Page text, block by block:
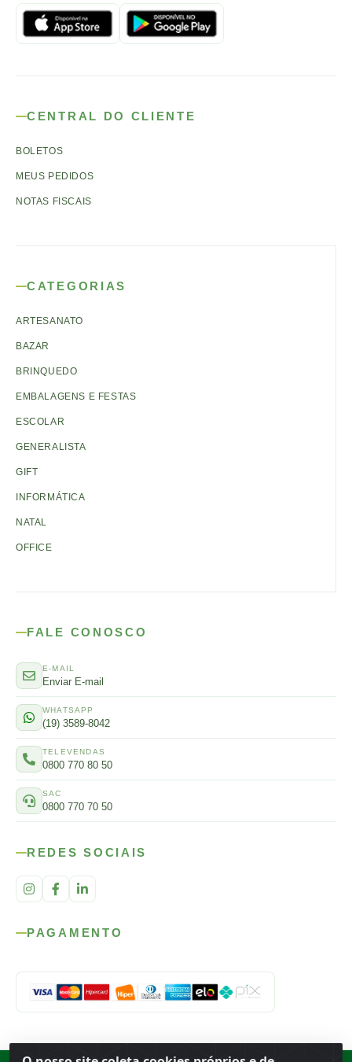
CENTRAL DO CLIENTE
BOLETOS
MEUS PEDIDOS
NOTAS FISCAIS
CATEGORIAS
ARTESANATO
BAZAR
BRINQUEDO
EMBALAGENS E FESTAS
ESCOLAR
GENERALISTA
GIFT
INFORMÁTICA
NATAL
OFFICE
FALE CONOSCO
E-MAIL
Enviar E-mail
WHATSAPP
(19) 3589-8042
TELEVENDAS
0800 770 80 50
SAC
0800 770 70 50
REDES SOCIAIS
PAGAMENTO